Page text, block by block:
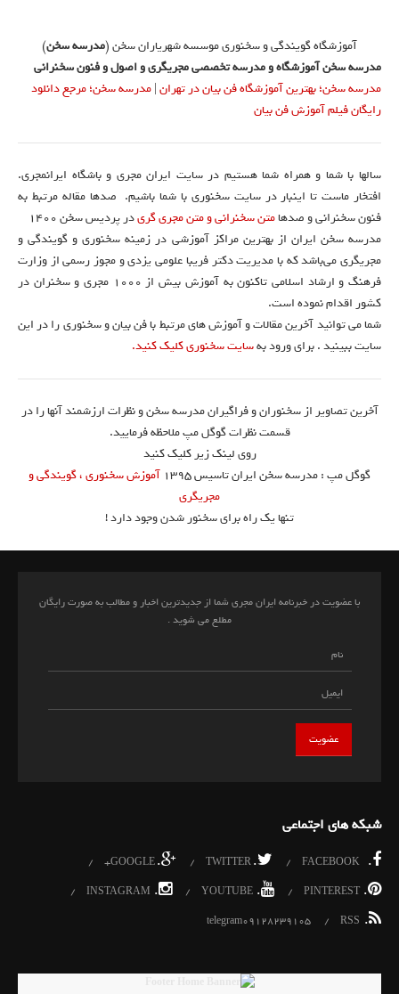
آموزشگاه گویندگی و سخنوری موسسه شهریاران سخن (مدرسه سخن)
مدرسه سخن آموزشگاه و مدرسه تخصصی مجریگری و اصول و فنون سخنرانی
مدرسه سخن؛ بهترین آموزشگاه فن بیان در تهران|مدرسه سخن؛ مرجع دانلود
رایگان فیلم آموزش فن بیان
سالها با شما و همراه شما هستیم در سایت ایران مجری و باشگاه ایرانمجری.
افتخار ماست تا اینبار در سایت سخنوری با شما باشیم. صدها مقاله مرتبط به
فنون سخنرانی و صدهامتن سخنرانی و متن مجری گریدر پردیس سخن 1400
مدرسه سخن ایران از بهترین مراکز آموزشی در زمینه سخنوری و گویندگی و
مجریگری می‌باشد که با مدیریت دکتر فریبا علومی یزدی و مجوز رسمی از وزارت
فرهنگ و ارشاد اسلامی تاکنون به آموزش بیش از ۱۰۰۰ مجری و سخنران در
کشور اقدام نموده است.
شما می توانید آخرین مقالات و آموزش های مرتبط با فن بیان و سخنوری را در این
سایت ببینید . برای ورود بهسایت سخنوری کلیک کنید.
آخرین تصاویر از سخنوران و فراگیران مدرسه سخن و نظرات ارزشمند آنها را در
قسمت نظرات گوگل مپ ملاحظه فرمایید.
روی لینک زیر کلیک کنید
گوگل مپ : مدرسه سخن ایران تاسیس ۱۳۹۵
آموزش سخنوری ، گویندگی و
مجریگری
تنها یک راه برای سخنور شدن وجود دارد !
با عضویت در خبرنامه ایران مجری شما از جدیدترین اخبار و مطالب به صورت رایگان
مطلع می شوید .
شبکه های اجتماعی
.
FACEBOOK
.
TWITTER
.
GOOGLE+
.
PINTEREST
.
YOUTUBE
.
INSTAGRAM
.
RSS
telegram09128239105